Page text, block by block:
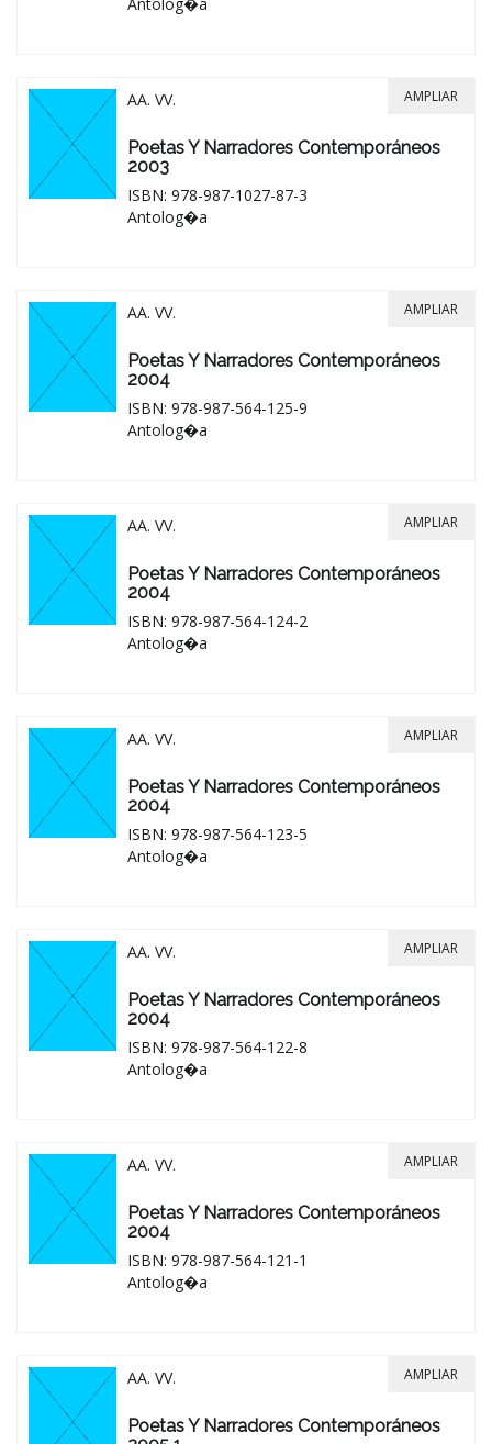
AA. VV.
Poetas Y Narradores Contemporáneos
2003
ISBN: 978-987-1027-87-3
Antolog�a
AMPLIAR
AA. VV.
Poetas Y Narradores Contemporáneos
2004
ISBN: 978-987-564-125-9
Antolog�a
AMPLIAR
AA. VV.
Poetas Y Narradores Contemporáneos
2004
ISBN: 978-987-564-124-2
Antolog�a
AMPLIAR
AA. VV.
Poetas Y Narradores Contemporáneos
2004
ISBN: 978-987-564-123-5
Antolog�a
AMPLIAR
AA. VV.
Poetas Y Narradores Contemporáneos
2004
ISBN: 978-987-564-122-8
Antolog�a
AMPLIAR
AA. VV.
Poetas Y Narradores Contemporáneos
2004
ISBN: 978-987-564-121-1
Antolog�a
AMPLIAR
AA. VV.
Poetas Y Narradores Contemporáneos
AMPLIAR